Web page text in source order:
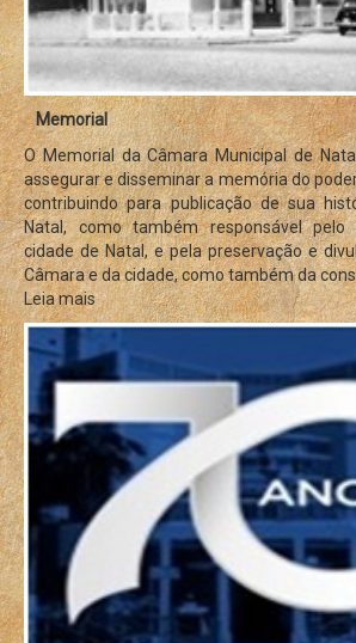
Memorial
O Memorial da Câmara Municipal de
assegurar e disseminar a memória do
contribuindo para publicação de sua
Natal, como também responsável pelo
cidade de Natal, e pela preservação e
Câmara e da cidade, como também da
Leia mais